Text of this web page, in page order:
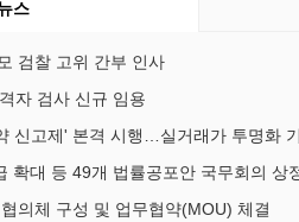
스
검찰 고위 간부 인사
자 검사 신규 임용
신고제' 본격 시행…실거래가 투명화
확대 등 49개 법률공포안 국무회의 상
의체 구성 및 업무협약(MOU) 체결